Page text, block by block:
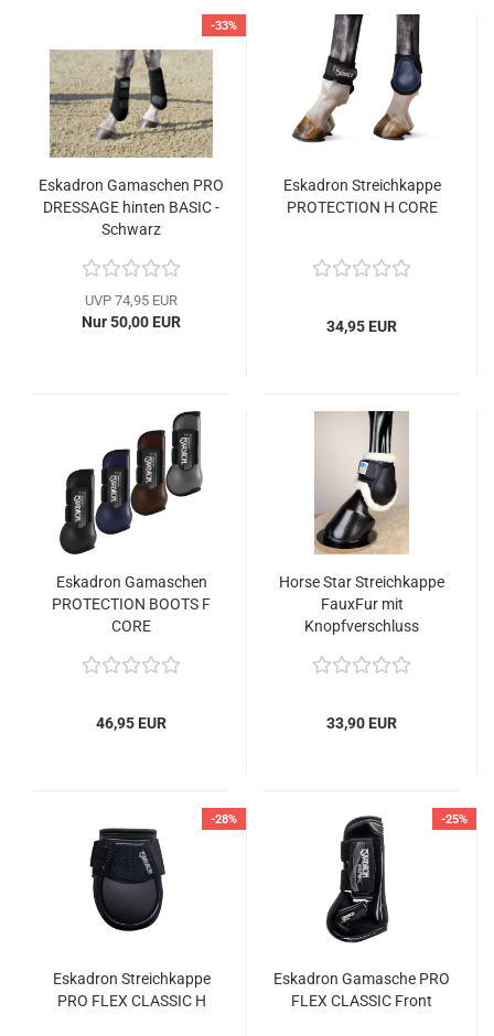
-33%
Eskadron Gamaschen PRO
DRESSAGE hinten BASIC -
Schwarz
UVP 74,95 EUR
Nur 50,00 EUR
Eskadron Streichkappe
PROTECTION H CORE
34,95 EUR
Eskadron Gamaschen
PROTECTION BOOTS F
CORE
46,95 EUR
Horse Star Streichkappe
FauxFur mit
Knopfverschluss
33,90 EUR
-28%
Eskadron Streichkappe
PRO FLEX CLASSIC H
-25%
Eskadron Gamasche PRO
FLEX CLASSIC Front